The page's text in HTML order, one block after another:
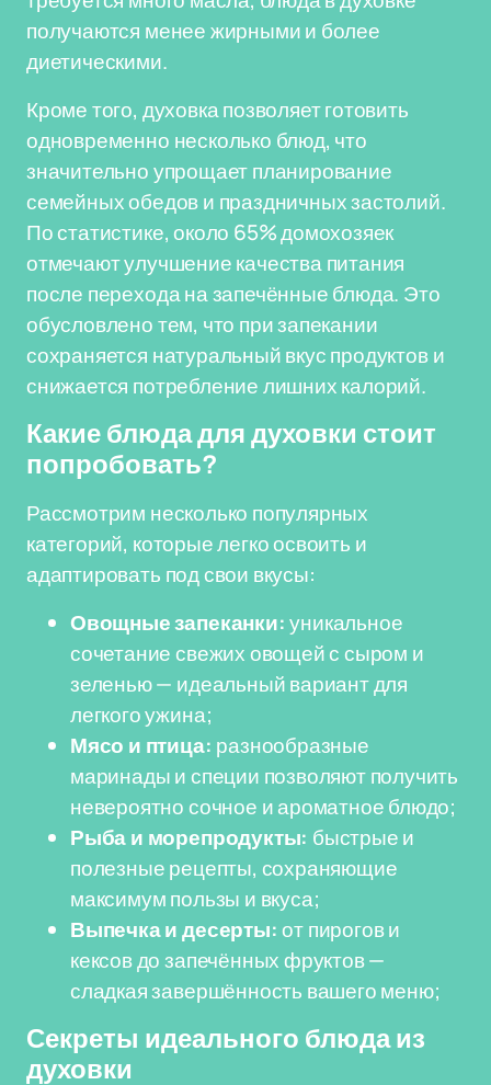
получаются менее жирными и более
диетическими.
Кроме того, духовка позволяет готовить
одновременно несколько блюд, что
значительно упрощает планирование
семейных обедов и праздничных застолий.
По статистике, около 65% домохозяек
отмечают улучшение качества питания
после перехода на запечённые блюда. Это
обусловлено тем, что при запекании
сохраняется натуральный вкус продуктов и
снижается потребление лишних калорий.
Какие блюда для духовки стоит
попробовать?
Рассмотрим несколько популярных
категорий, которые легко освоить и
адаптировать под свои вкусы:
Овощные запеканки:уникальное
сочетание свежих овощей с сыром и
зеленью — идеальный вариант для
легкого ужина;
Мясо и птица: разнообразные
маринады и специи позволяют получить
невероятно сочное и ароматное блюдо;
Рыба и морепродукты: быстрые и
полезные рецепты, сохраняющие
максимум пользы и вкуса;
Выпечка и десерты:от пирогов и
кексов до запечённых фруктов —
сладкая завершённость вашего меню;
Секреты идеального блюда из
духовки